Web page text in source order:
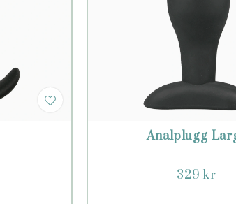
Analplugg
329 kr